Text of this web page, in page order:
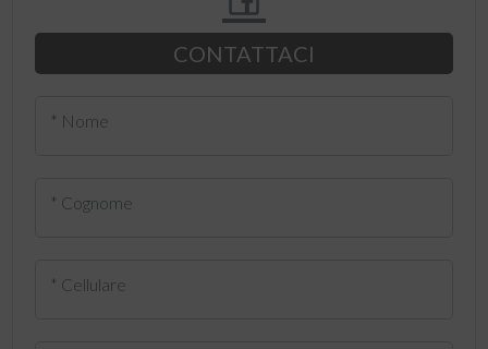
CONTATTACI
* Nome
* Cognome
* Cellulare